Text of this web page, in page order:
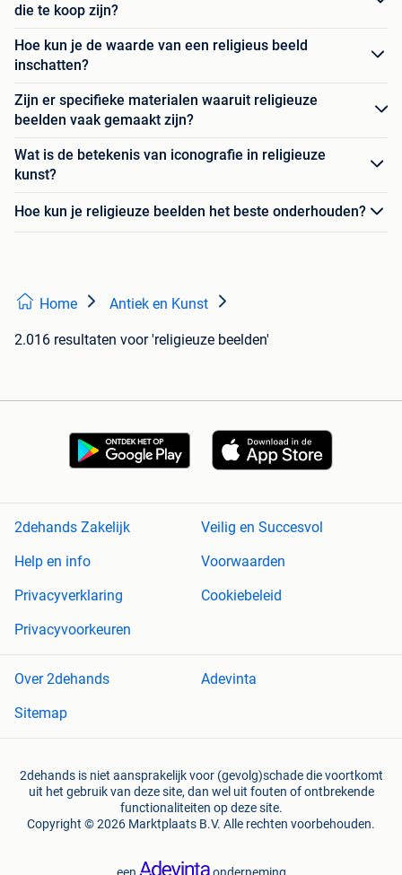
die te koop zijn?
Hoe kun je de waarde van een religieus beeld
inschatten?
Zijn er specifieke materialen waaruit religieuze
beelden vaak gemaakt zijn?
Wat is de betekenis van iconografie in religieuze
kunst?
Hoe kun je religieuze beelden het beste onderhouden?
Home Antiek en Kunst
2.016 resultaten voor 'religieuze beelden'
2dehands Zakelijk
Veilig en Succesvol
Help en info
Voorwaarden
Privacyverklaring
Cookiebeleid
Privacyvoorkeuren
Over 2dehands
Adevinta
Sitemap
2dehands is niet aansprakelijk voor (gevolg)schade die voortkomt
uit het gebruik van deze site, dan wel uit fouten of ontbrekende
functionaliteiten op deze site.
Copyright © 2026 Marktplaats B.V. Alle rechten voorbehouden.